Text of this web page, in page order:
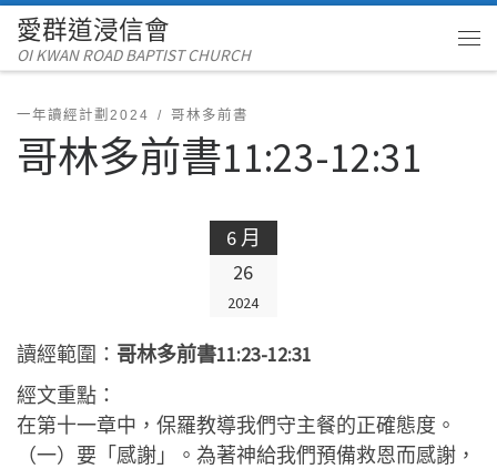
Skip to content
愛群道浸信會
OI KWAN ROAD BAPTIST CHURCH
一年讀經計劃2024 哥林多前書
哥林多前書11:23-12:31
6 月
26
2024
讀經範圍： 哥林多前書11:23-12:31
經文重點：
在第十一章中，保羅教導我們守主餐的正確態度。
（一）要「感謝」。為著神給我們預備救恩而感謝，